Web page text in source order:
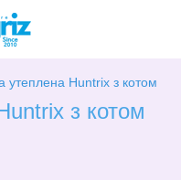
утеплена Huntrix з котом
з котом